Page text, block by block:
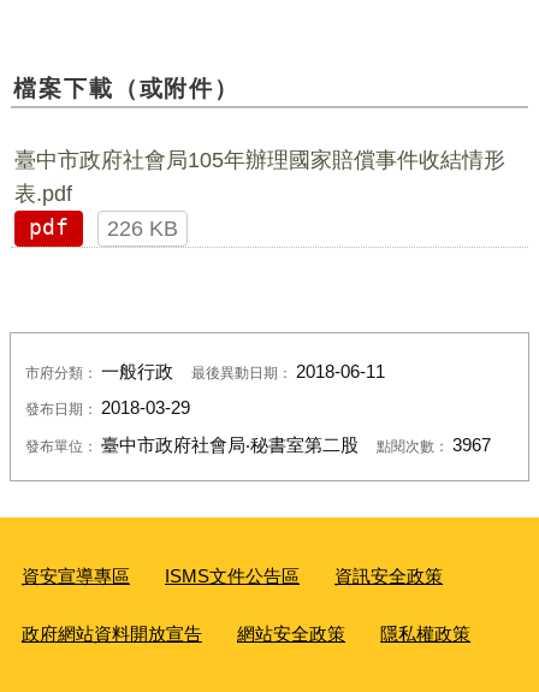
檔案下載（或附件）
臺中市政府社會局105年辦理國家賠償事件收結情形
表.pdf
pdf
226 KB
市府分類： 一般行政 最後異動日期： 2018-06-11
發布日期： 2018-03-29
發布單位： 臺中市政府社會局‧秘書室第二股 點閱次數： 3967
資安宣導專區 ISMS文件公告區 資訊安全政策
政府網站資料開放宣告 網站安全政策 隱私權政策